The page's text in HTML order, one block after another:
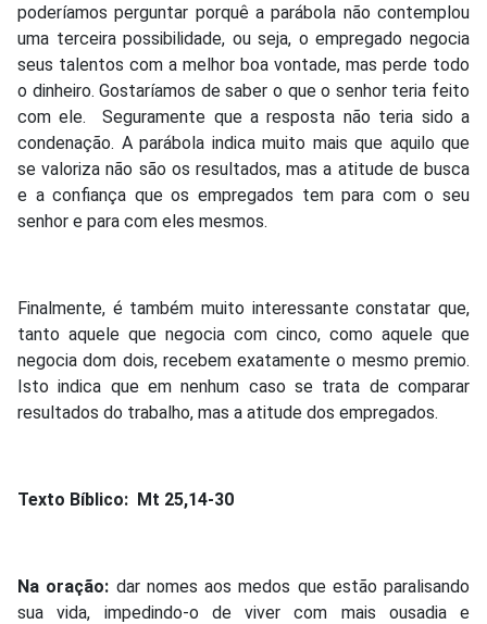
poderíamos perguntar porquê a parábola não contemplou
uma terceira possibilidade, ou seja, o empregado negocia
seus talentos com a melhor boa vontade, mas perde todo
o dinheiro. Gostaríamos de saber o que o senhor teria feito
com ele. Seguramente que a resposta não teria sido a
condenação. A parábola indica muito mais que aquilo que
se valoriza não são os resultados, mas a atitude de busca
e a confiança que os empregados tem para com o seu
senhor e para com eles mesmos.
Finalmente, é também muito interessante constatar que,
tanto aquele que negocia com cinco, como aquele que
negocia dom dois, recebem exatamente o mesmo premio.
Isto indica que em nenhum caso se trata de comparar
resultados do trabalho, mas a atitude dos empregados.
Texto Bíblico: Mt 25,14-30
Na oração: dar nomes aos medos que estão paralisando
sua vida, impedindo-o de viver com mais ousadia e